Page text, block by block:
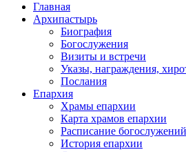
Главная
Архипастырь
Биография
Богослужения
Визиты и встречи
Указы, награждения,
Послания
Епархия
Храмы епархии
Карта храмов епархии
Расписание богослужений
История епархии